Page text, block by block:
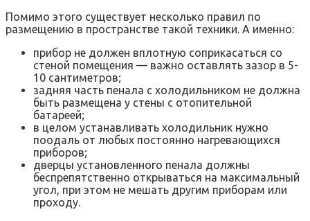
Помимо этого существует несколько правил по
размещению в пространстве такой техники. А именно:
прибор не должен вплотную соприкасаться со
стеной помещения — важно оставлять зазор в 5-
10 сантиметров;
задняя часть пенала с холодильником не должна
быть размещена у стены с отопительной
батареей;
в целом устанавливать холодильник нужно
поодаль от любых постоянно нагревающихся
приборов;
дверцы установленного пенала должны
беспрепятственно открываться на максимальный
угол, при этом не мешать другим приборам или
проходу.